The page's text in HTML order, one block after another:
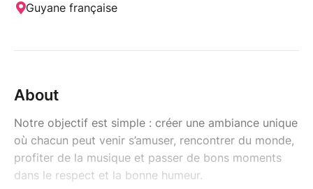
Guyane française
About
Notre objectif est simple : créer une ambiance unique
où chacun peut venir s’amuser, rencontrer du monde,
profiter de la musique et passer de bons moments
dans le respect et la bonne humeur.